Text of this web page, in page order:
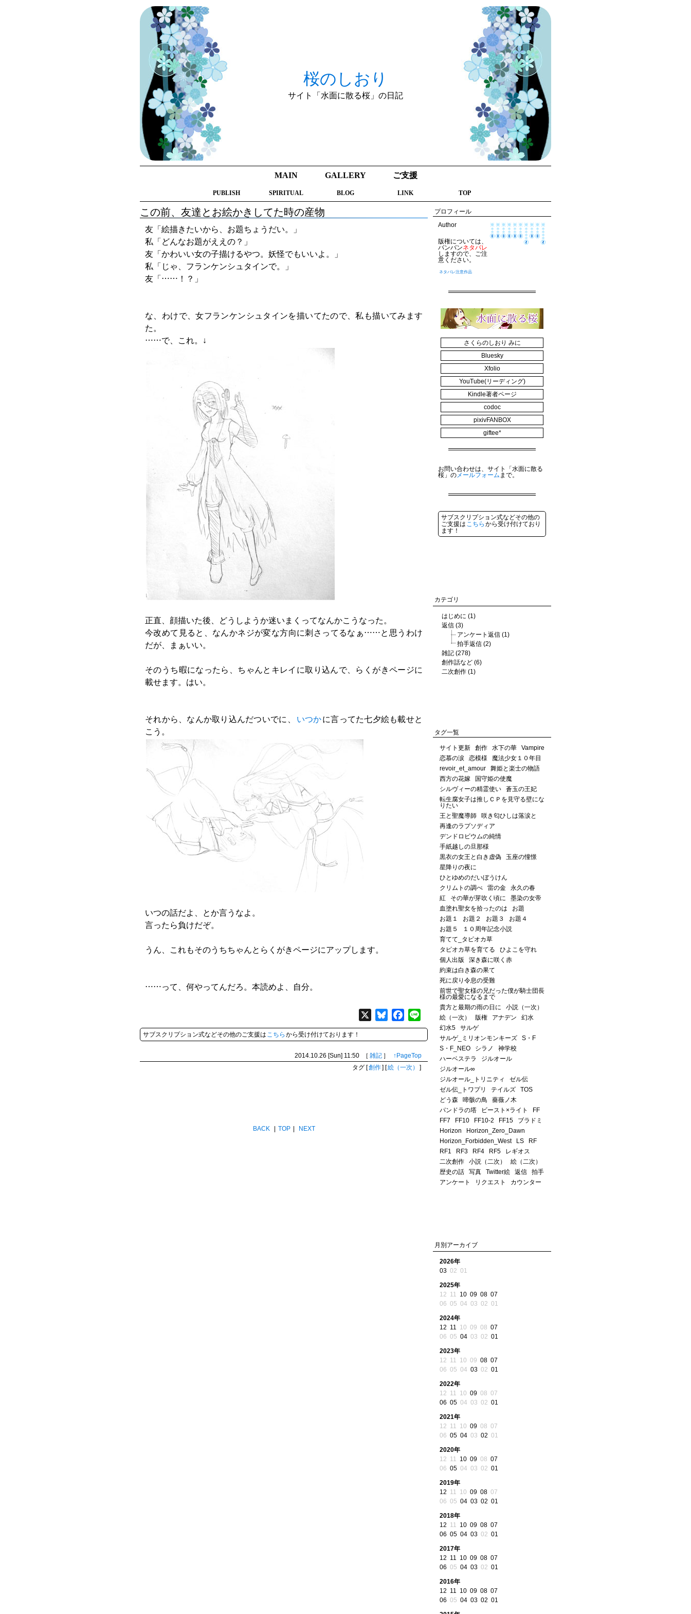
桜のしおり
サイト「水面に散る桜」の日記
MAIN GALLERY ご支援
PUBLISH SPIRITUAL BLOG LINK TOP
この前、友達とお絵かきしてた時の産物
友「絵描きたいから、お題ちょうだい。」
私「どんなお題がええの？」
友「かわいい女の子描けるやつ。妖怪でもいいよ。」
私「じゃ、フランケンシュタインで。」
友「……！？」
な、わけで、女フランケンシュタインを描いてたので、私も描いてみます
た。
……で、これ。↓
正直、顔描いた後、どうしようか迷いまくってなんかこうなった。
今改めて見ると、なんかネジが変な方向に刺さってるなぁ……と思うわけ
だが、まぁいい。
そのうち暇になったら、ちゃんとキレイに取り込んで、らくがきページに
載せます。はい。
それから、なんか取り込んだついでに、 いつかに言ってた七夕絵も載せと
こう。
いつの話だよ、とか言うなよ。
言ったら負けだぞ。
うん、これもそのうちちゃんとらくがきページにアップします。
……って、何やってんだろ。本読めよ、自分。
X BlueskyFacebook
サブスクリプション式などその他のご支援は こちら から受け付けております！
2014.10.26 [Sun] 11:50 ［ 雑記 ］
↑PageTop
タグ [創作] [絵（一次） ]
BACK TOP NEXT
プロフィール
Author
版権については、
バンバンネタバレ
しますので、ご注
意ください。
ネタバレ注意作品
さくらのしおり みに
Bluesky
Xfolio
YouTube(リーディング)
Kindle著者ページ
codoc
pixivFANBOX
giftee*
お問い合わせは、サイト「水面に散る
桜」のメールフォーム まで。
サブスクリプション式などその他の
ご支援は こちら から受け付けており
ます！
カテゴリ
はじめに (1)
返信 (3)
アンケート返信 (1)
拍手返信 (2)
雑記 (278)
創作話など (6)
二次創作 (1)
タグ一覧
サイト更新 創作 水下の華
Vampire
恋慕の涙
恋模様
魔法少女１０年目
revoir_et_amour
舞姫と楽士の物語
西方の花嫁
国守姫の使魔
シルヴィーの精霊使い
蒼玉の王妃
転生腐女子は推しＣＰを見守る壁にな
りたい
王と聖魔導師
咲き匂ひしは落涙と
再逢のラプソディア
デンドロビウムの純情
手紙越しの旦那様
黒衣の女王と白き虚偽
玉座の憧憬
星降りの夜に
ひとゆめのだいぼうけん
クリムトの調べ
雷の金
永久の春
紅
その華が芽吹く頃に
墨染の女帝
血塗れ聖女を拾ったのは
お題
お題１
お題２ お題３
お題４
お題５
１０周年記念小説
育てて_タピオカ草
タピオカ草を育てる
ひよこを守れ
個人出版
深き森に咲く赤
約束は白き森の果て
死に戻り令息の受難
前世で聖女様の兄だった僕が騎士団長
様の最愛になるまで
貴方と最期の雨の日に
小説（一次）
絵（一次）
版権 アナデン
幻水
幻水5
サルゲ
サルゲ_ミリオンモンキーズ
S・F
S・F_NEO
シラノ
神学校
ハーベステラ
ジルオール
ジルオール∞
ジルオール_トリニティ
ゼル伝
ゼル伝_トワプリ
テイルズ
TOS
どう森
啼骸の鳥
薔薇ノ木
パンドラの塔
ビースト×ライト
FF
FF7
FF10 FF10-2 FF15
ブラドミ
Horizon
Horizon_Zero_Dawn
Horizon_Forbidden_West
LS
RF
RF1
RF3 RF4 RF5
レギオス
二次創作
小説（二次）
絵（二次）
歴史の話
写真 Twitter絵 返信
拍手
アンケート
リクエスト カウンター
月別アーカイブ
2026年
03 02 01
2025年
12 11 10 09 08 07
06 05 04 03 02 01
2024年
12 11 10 09 08 07
06 05 04 03 02 01
2023年
12 11 10 09 08 07
06 05 04 03 02 01
2022年
12 11 10 09 08 07
06 05 04 03 02 01
2021年
12 11 10 09 08 07
06 05 04 03 02 01
2020年
12 11 10 09 08 07
06 05 04 03 02 01
2019年
12 11 10 09 08 07
06 05 04 03 02 01
2018年
12 11 10 09 08 07
06 05 04 03 02 01
2017年
12 11 10 09 08 07
06 05 04 03 02 01
2016年
12 11 10 09 08 07
06 05 04 03 02 01